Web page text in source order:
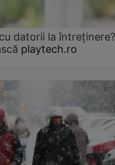
datorii la întreținere?
playtech.ro